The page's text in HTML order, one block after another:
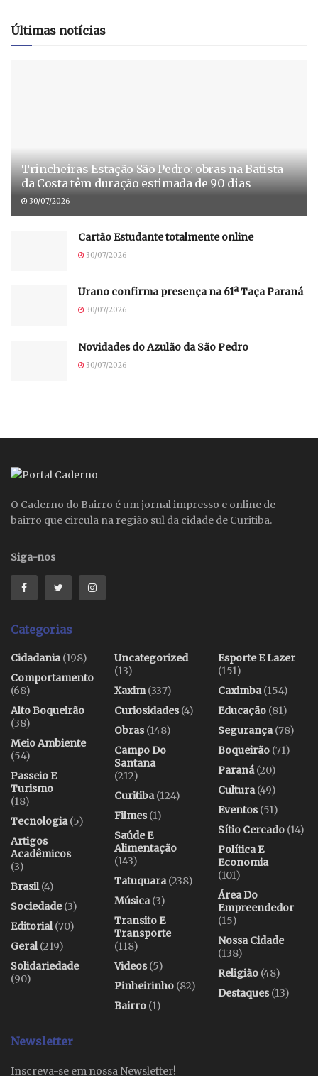
Últimas notícias
Trincheiras Estação São Pedro: obras na Batista
da Costa têm duração estimada de 90 dias
30/07/2026
Cartão Estudante totalmente online
30/07/2026
Urano confirma presença na 61ª Taça Paraná
30/07/2026
Novidades do Azulão da São Pedro
30/07/2026
O Caderno do Bairro é um jornal impresso e online de
bairro que circula na região sul da cidade de Curitiba.
Siga-nos
Categorias
Cidadania(198)
Comportamento
(68)
Alto Boqueirão
(38)
Meio Ambiente
(54)
Passeio E
Turismo
(18)
Tecnologia(5)
Artigos
Acadêmicos
(3)
Brasil(4)
Sociedade(3)
Editorial(70)
Geral(219)
Solidariedade
(90)
Uncategorized
(13)
Xaxim(337)
Curiosidades(4)
Obras(148)
Campo Do
Santana
(212)
Curitiba(124)
Filmes(1)
Saúde E
Alimentação
(143)
Tatuquara(238)
Música(3)
Transito E
Transporte
(118)
Videos(5)
Pinheirinho (82)
Bairro (1)
Esporte E Lazer
(151)
Caximba(154)
Educação (81)
Segurança(78)
Boqueirão (71)
Paraná(20)
Cultura(49)
Eventos(51)
Sítio Cercado (14)
Política E
Economia
(101)
Área Do
Empreendedor
(15)
Nossa Cidade
(138)
Religião (48)
Destaques(13)
Newsletter
Inscreva-se em nossa Newsletter!